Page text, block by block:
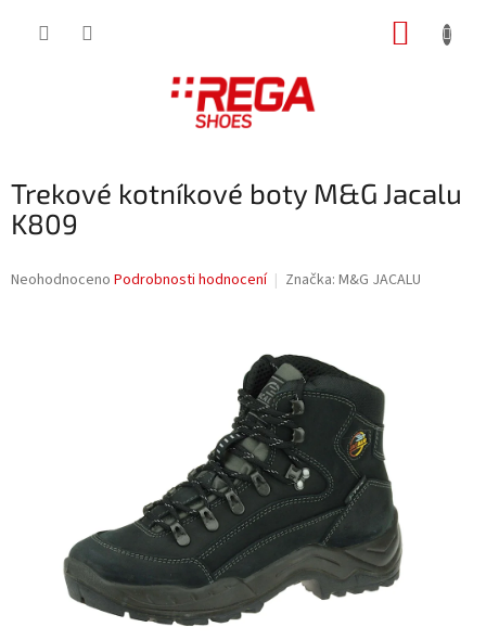
Trekové kotníkové boty M&G Jacalu
K809
Průměrné
Neohodnoceno Podrobnosti hodnocení Značka: M&G JACALU